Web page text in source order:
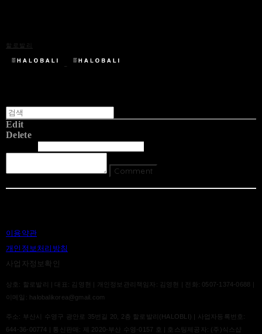
할로발리
Edit
Delete
Comment
이용약관
개인정보처리방침
사업자정보확인
상호: 할로발리 | 대표: 김영현 | 개인정보관리책임자: 김영현 | 전화: 0507-1374-0688 |
이메일: halobalikorea@gmail.com
주소: 부산시 수영구 광안로 35번길 20, 2층 할로발리(HALOBLI) | 사업자등록번호:
644-36-00774 | 통신판매: 제 2020-부산 수영-0157 호 | 호스팅제공자: (주)식스샵